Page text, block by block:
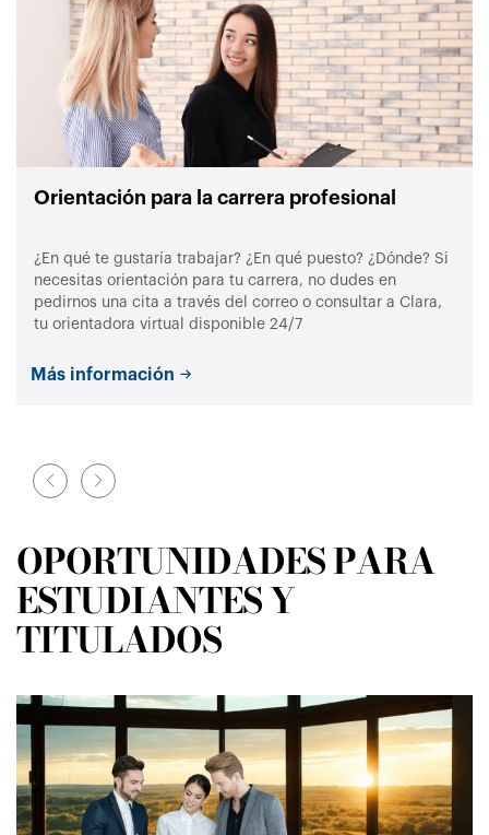
Orientación para la carrera profesional
¿En qué te gustaría trabajar? ¿En qué puesto? ¿Dónde? Si
necesitas orientación para tu carrera, no dudes en
pedirnos una cita a través del correo o consultar a Clara,
tu orientadora virtual disponible 24/7
Más información
OPORTUNIDADES PARA
ESTUDIANTES Y
TITULADOS